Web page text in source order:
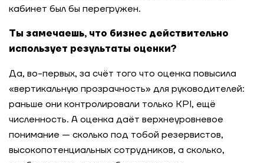
кабинет был бы перегружен.
Ты замечаешь, что бизнес действительно
использует результаты оценки?
Да, во-первых, за счёт того что оценка повысила
«вертикальную прозрачность» для руководителей:
раньше они контролировали только KPI, ещё
численность. А оценка даёт верхнеуровневое
понимание — сколько под тобой резервистов,
высокопотенциальных сотрудников, а сколько,